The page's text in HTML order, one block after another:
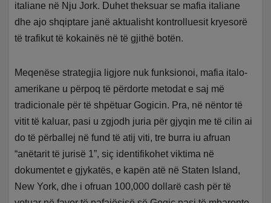
italiane në Nju Jork. Duhet theksuar se mafia italiane
dhe ajo shqiptare janë aktualisht kontrolluesit kryesorë
të trafikut të kokainës në të gjithë botën.
Meqenëse strategjia ligjore nuk funksionoi, mafia italo-
amerikane u përpoq të përdorte metodat e saj më
tradicionale për të shpëtuar Gogicin. Pra, në nëntor të
vitit të kaluar, pasi u zgjodh juria për gjyqin me të cilin ai
do të përballej në fund të atij viti, tre burra iu afruan
“anëtarit të jurisë 1”, siç identifikohet viktima në
dokumentet e gjykatës, e kapën atë në Staten Island,
New York, dhe i ofruan 100,000 dollarë cash për të